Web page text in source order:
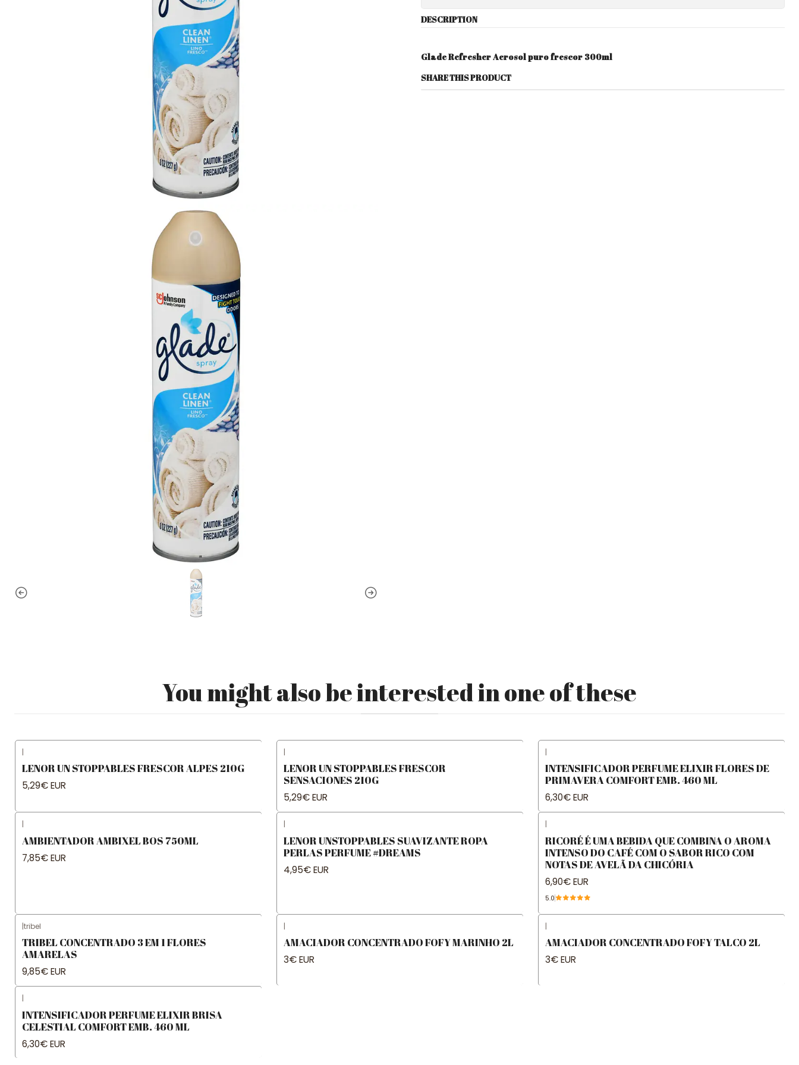
DESCRIPTION
Glade Refresher Aerosol puro frescor 300ml
SHARE THIS PRODUCT
You might also be interested in one of these
|
LENOR UN STOPPABLES FRESCOR ALPES 210G
5,29€ EUR
|
LENOR UN STOPPABLES FRESCOR
SENSACIONES 210G
5,29€ EUR
|
INTENSIFICADOR PERFUME ELIXIR FLORES DE
PRIMAVERA COMFORT EMB. 460 ML
6,30€ EUR
|
AMBIENTADOR AMBIXEL BOS 750ML
7,85€ EUR
|
LENOR UNSTOPPABLES SUAVIZANTE ROPA
PERLAS PERFUME #DREAMS
4,95€ EUR
|
RICORÉ É UMA BEBIDA QUE COMBINA O AROMA
INTENSO DO CAFÉ COM O SABOR RICO COM
NOTAS DE AVELÃ DA CHICÓRIA
6,90€ EUR
5.0
|tribel
TRIBEL CONCENTRADO 3 EM 1 FLORES
AMARELAS
9,85€ EUR
|
AMACIADOR CONCENTRADO FOFY MARINHO 2L
3€ EUR
|
AMACIADOR CONCENTRADO FOFY TALCO 2L
3€ EUR
|
INTENSIFICADOR PERFUME ELIXIR BRISA
CELESTIAL COMFORT EMB. 460 ML
6,30€ EUR